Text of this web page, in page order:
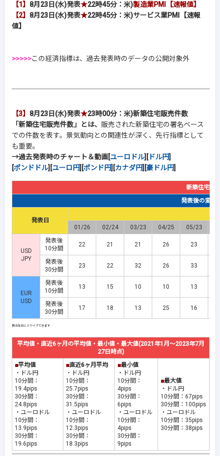
【1】 8月23日(水)発表★22時45分：米)製造業PMI【速報値】
【2】 8月23日(水)発表★22時45分：米)サービス業PMI【速報
値】
>>>>>この経済指標は、過去発表時のデータの公開対象外
【3】 8月23日(水)発表★23時00分：米)新築住宅販売件数
「新築住宅販売件数」とは、 販売された新築住宅の署名ベース
での件数を表す。景気動向との関連性が深く、先行指標として
も重要。
→過去発表時のチャート＆動画[ユーロドル][ ドル円]
[ポンドドル][ユーロ円][ポンド円][カナダ円][豪ドル円]
新築住宅販
発表後の変動
発表日
01/26
02/24 03/23 04/25 05/23
USD
JPY
発表後
10分間
22 21 21 26 23
発表後
30分間
23 22 32 26 33
EUR
USD
発表後
10分間
13 15 10 10 13
発表後
30分間
17 18 13 25 16
平均値・直近6ヶ月の平均値・最小値・最大値(2021年1月～2023年7月
27日時点)
■平均値
・ドル円
10分間：
19.4pips
30分間：
24.8pips
・ユーロドル
10分間：
13.9pips
30分間：
19.6pips
■直近6ヶ月平均
・ドル円
10分間：
25.7pips
30分間：
31.5pips
・ユーロドル
10分間：
12.3pips
30分間：
18.3pips
■最小値
・ドル円
10分間：
4pips
30分間：
6pips
・ユーロドル
10分間：
4pips
30分間：
9pips
■最大値
・ドル円
10分間：67pips
30分間：100pips
・ユーロドル
10分間：35pips
30分間：38pips